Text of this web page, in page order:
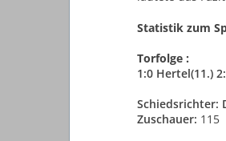
Statistik zum
Torfolge :
1:0 Hertel(11.)
Schiedsrichter:
Zuschauer: 115